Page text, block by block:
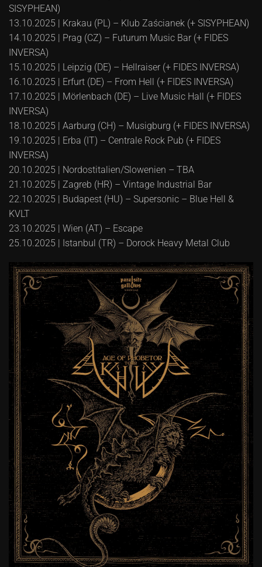
SISYPHEAN)
13.10.2025 | Krakau (PL) – Klub Zaścianek (+ SISYPHEAN)
14.10.2025 | Prag (CZ) – Futurum Music Bar (+ FIDES
INVERSA)
15.10.2025 | Leipzig (DE) – Hellraiser (+ FIDES INVERSA)
16.10.2025 | Erfurt (DE) – From Hell (+ FIDES INVERSA)
17.10.2025 | Mörlenbach (DE) – Live Music Hall (+ FIDES
INVERSA)
18.10.2025 | Aarburg (CH) – Musigburg (+ FIDES INVERSA)
19.10.2025 | Erba (IT) – Centrale Rock Pub (+ FIDES
INVERSA)
20.10.2025 | Nordostitalien/Slowenien – TBA
21.10.2025 | Zagreb (HR) – Vintage Industrial Bar
22.10.2025 | Budapest (HU) – Supersonic – Blue Hell &
KVLT
23.10.2025 | Wien (AT) – Escape
25.10.2025 | Istanbul (TR) – Dorock Heavy Metal Club